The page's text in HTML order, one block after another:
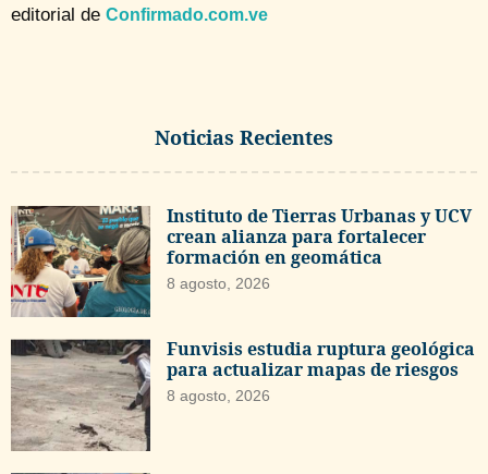
Noticias Recientes
Instituto de Tierras Urbanas y UCV
crean alianza para fortalecer
formación en geomática
8 agosto, 2026
Funvisis estudia ruptura geológica
para actualizar mapas de riesgos
8 agosto, 2026
editorial de Confirmado.com.ve